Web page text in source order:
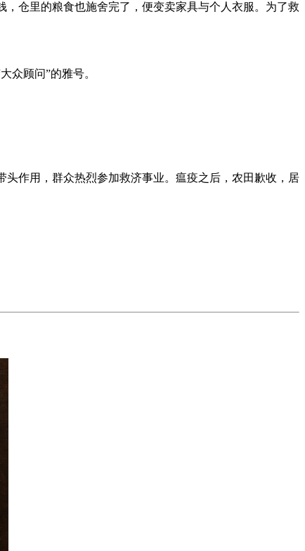
仓里的粮食也施舍完了，便变卖家具与个人衣服。为了救
众顾问”的雅号。
作用，群众热烈参加救济事业。瘟疫之后，农田歉收，居